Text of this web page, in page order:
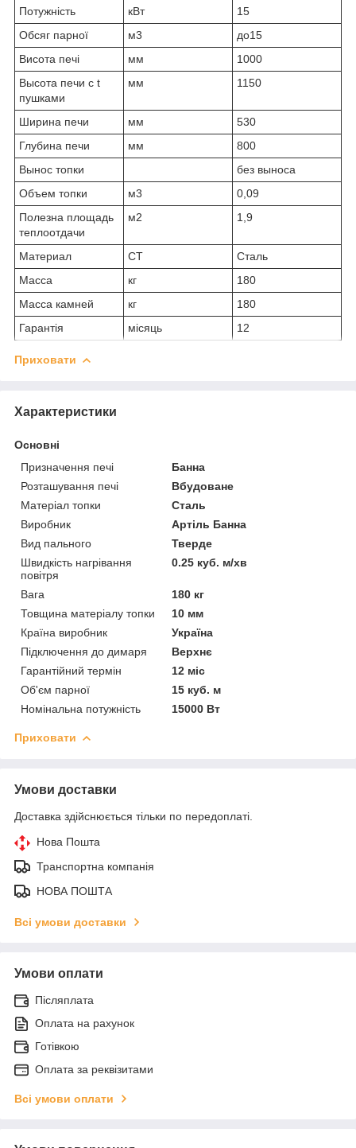
Потужність
кВт
15
Обсяг парної
м3
до15
Висота печі
мм
1000
Высота печи с t
пушками
мм 1150
Ширина печи мм
530
Глубина печи
мм
800
Вынос топки
без выноса
Объем топки
м3
0,09
Полезна площадь
теплоотдачи
м2 1,9
Материал СТ
Сталь
Масса
кг
180
Масса камней
кг
180
Гарантія
місяць 12
Приховати
Характеристики
Основні
Призначення печі
Банна
Розташування печі
Вбудоване
Матеріал топки
Сталь
Виробник
Артіль Банна
Вид пального
Тверде
Швидкість нагрівання
повітря
0.25 куб. м/хв
Вага
180 кг
Товщина матеріалу топки
10 мм
Країна виробник
Україна
Підключення до димаря
Верхнє
Гарантійний термін
12 міс
Об'єм парної
15 куб. м
Номінальна потужність
15000 Вт
Приховати
Умови доставки
Доставка здійснюється тільки по передоплаті.
Нова Пошта
Транспортна компанія
НОВА ПОШТА
Всі умови доставки
Умови оплати
Післяплата
Оплата на рахунок
Готівкою
Оплата за реквізитами
Всі умови оплати